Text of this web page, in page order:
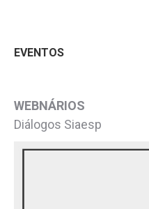
EVENTOS
WEBNÁRIOS
Diálogos Siaesp